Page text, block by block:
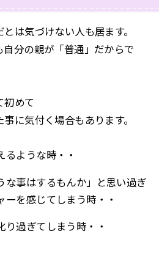
は気づけない人も居ます。
分の親が「普通」だからで
初めて
に気付く場合もあります。
るような時・・
な事はするもんか」と思い過ぎ
ーを感じてしまう時・・
り過ぎてしまう時・・